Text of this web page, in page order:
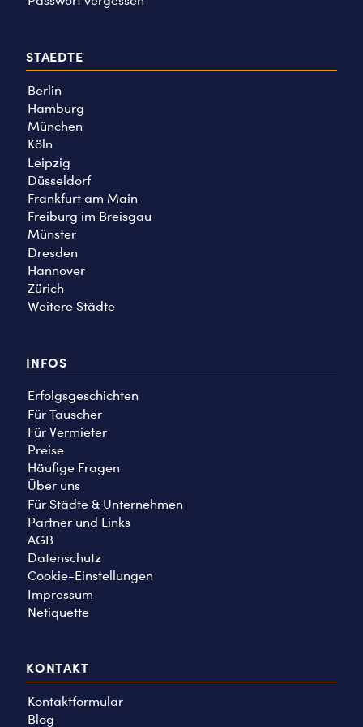
STAEDTE
Berlin
Hamburg
München
Köln
Leipzig
Düsseldorf
Frankfurt am Main
Freiburg im Breisgau
Münster
Dresden
Hannover
Zürich
Weitere Städte
INFOS
Erfolgsgeschichten
Für Tauscher
Für Vermieter
Preise
Häufige Fragen
Über uns
Für Städte & Unternehmen
Partner und Links
AGB
Datenschutz
Cookie-Einstellungen
Impressum
Netiquette
KONTAKT
Kontaktformular
Blog